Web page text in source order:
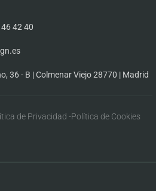
42 40
36 - B | Colmenar Viejo 28770 | Madrid
de Privacidad -Política de Cookies